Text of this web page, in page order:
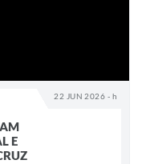
22 JUN 2026 - h
E